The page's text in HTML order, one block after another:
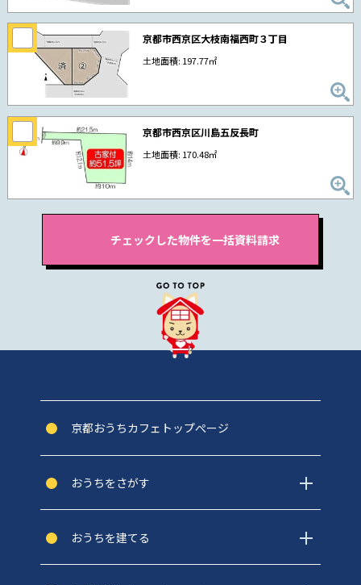
京都市西京区大枝南福西町３丁目
土地面積: 197.77㎡
京都市西京区川島五反長町
土地面積: 170.48㎡
京都おうちカフェトップぺージ
おうちをさがす
おうちを建てる